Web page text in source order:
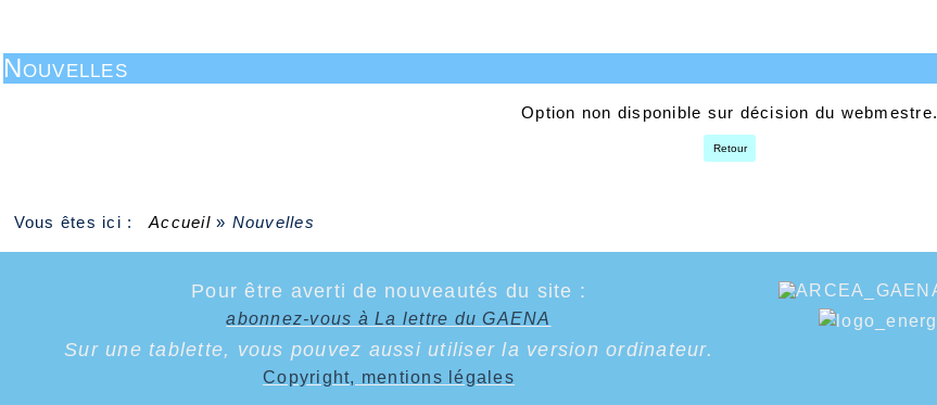
Nouvelles
Option non disponible sur décision du webmestre.
Retour
Vous êtes ici : Accueil » Nouvelles
Pour être averti de nouveautés du site :
abonnez-vous à La lettre du GAENA
Sur une tablette, vous pouvez aussi utiliser la version ordinateur.
Copyright, mentions légales